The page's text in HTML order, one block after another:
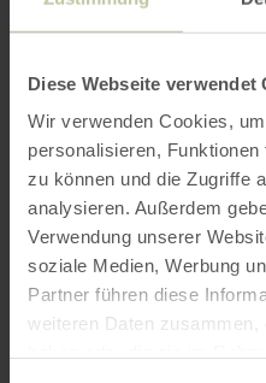
Diese Webseite verwendet
Wir verwenden Cookies,
personalisieren,
zu können und die Zugriffe
analysieren. Außerdem
Verwendung unserer
soziale Medien, Werbung
Partner führen diese
weiteren Daten zusammen,
Anfahrt von: